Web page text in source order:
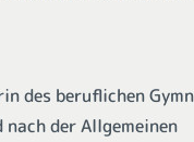
des beruflichen
der Allgemeinen